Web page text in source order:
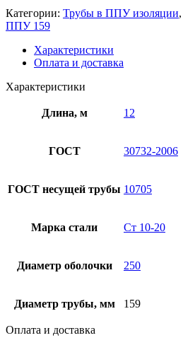
Категории: Трубы в ППУ изоляции,
ППУ 159
Характеристики
Оплата и доставка
Характеристики
Длина, м 12
ГОСТ 30732-2006
ГОСТ несущей трубы 10705
Марка стали Ст 10-20
Диаметр оболочки 250
Диаметр трубы, мм 159
Оплата и доставка